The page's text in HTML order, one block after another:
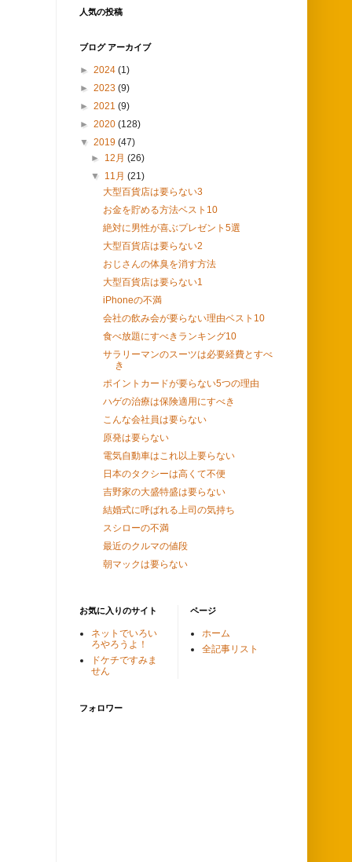
人気の投稿
ブログ アーカイブ
► 2024 (1)
► 2023 (9)
► 2021 (9)
► 2020 (128)
▼ 2019 (47)
► 12月(26)
▼ 11月(21)
大型百貨店は要らない3
お金を貯める方法ベスト10
絶対に男性が喜ぶプレゼント5選
大型百貨店は要らない2
おじさんの体臭を消す方法
大型百貨店は要らない1
iPhoneの不満
会社の飲み会が要らない理由ベスト10
食べ放題にすべきランキング10
サラリーマンのスーツは必要経費とすべ
き
ポイントカードが要らない5つの理由
ハゲの治療は保険適用にすべき
こんな会社員は要らない
原発は要らない
電気自動車はこれ以上要らない
日本のタクシーは高くて不便
吉野家の大盛特盛は要らない
結婚式に呼ばれる上司の気持ち
スシローの不満
最近のクルマの値段
朝マックは要らない
お気に入りのサイト
ネットでいろい
ろやろうよ！
ドケチですみま
せん
ページ
ホーム
全記事リスト
フォロワー